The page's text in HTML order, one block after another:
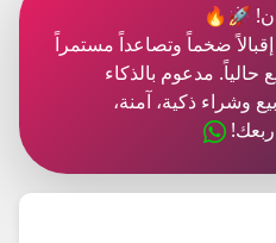
🚀🔥
ضخماً وتصاعداً مستمراً
مدعوم بالذكاء
وشراء ذكية، آمنة،